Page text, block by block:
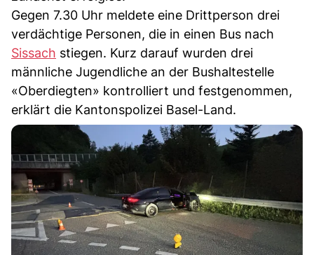
Gegen 7.30 Uhr meldete eine Drittperson drei
verdächtige Personen, die in einen Bus nach
Sissach stiegen. Kurz darauf wurden drei
männliche Jugendliche an der Bushaltestelle
«Oberdiegten» kontrolliert und festgenommen,
erklärt die Kantonspolizei Basel-Land.